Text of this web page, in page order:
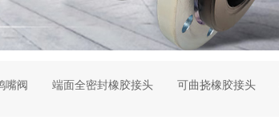
可曲挠橡胶接头
端面全密封橡胶接头
嘴阀